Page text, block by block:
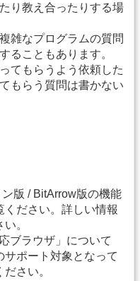
り教え合ったりする場
雑なプログラムの質問
ることもあります。
てもらうよう依頼した
もらう質問は書かない
版 / BitArrow版の機能
ださい。詳しい情報
。
ブラウザ」について
ポート対象となって
さい。